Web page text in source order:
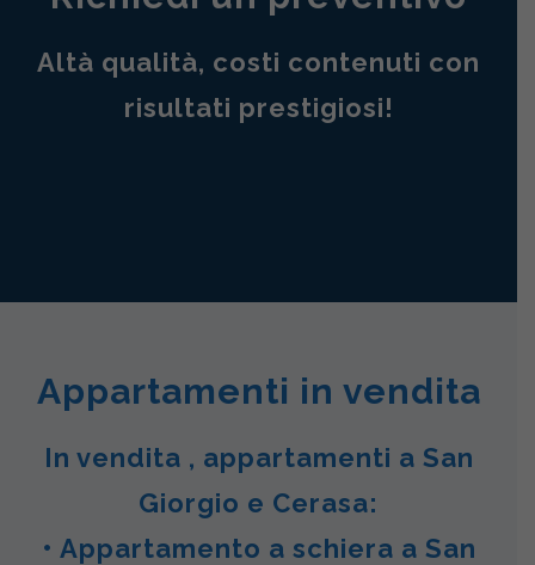
Altà qualità, costi contenuti con
risultati prestigiosi!
Appartamenti in vendita
In vendita , appartamenti a San
Giorgio e Cerasa:
• Appartamento a schiera a San